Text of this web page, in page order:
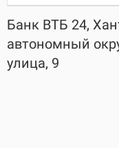
Банк ВТБ 24,
автономный
улица, 9